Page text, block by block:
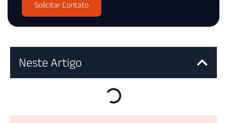
Solicitar Contato
Neste Artigo